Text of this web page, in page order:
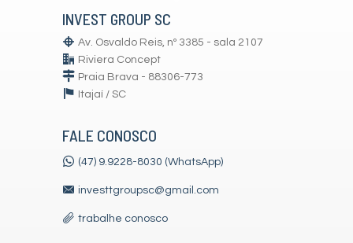
Piscina Infantil
Sala de Reunião
Entrada para Banhistas
Hall Decorado e Mobiliado
Acessibilidade para PNE
INVEST GROUP SC
Av. Osvaldo Reis, nº 3385 - sala 2107
Riviera Concept
Praia Brava - 88306-773
Itajaí / SC
FALE CONOSCO
(47) 9.9228-8030 (WhatsApp)
investtgroupsc@gmail.com
trabalhe conosco